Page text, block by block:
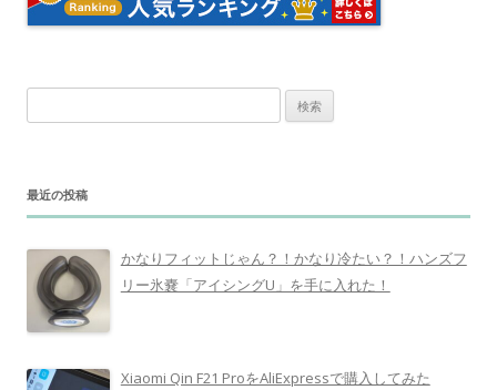
索
最近の投稿
かなりフィットじゃん？！かなり冷たい？！ハンズフ
リー氷嚢「アイシングU」を手に入れた！
Xiaomi Qin F21 ProをAliExpressで購入してみた